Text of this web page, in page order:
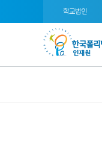
학교법인